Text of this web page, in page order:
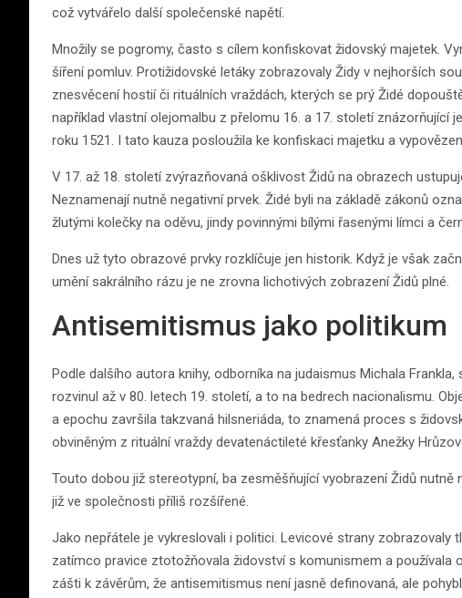
což vytvářelo další společenské napětí.
Množily se pogromy, často s cílem konfiskovat židovský majetek.
šíření pomluv. Protižidovské letáky zobrazovaly Židy v nejhorších
znesvěcení hostií či rituálních vraždách, kterých se prý Židé
například vlastní olejomalbu z přelomu 16. a 17. století znázorňující
roku 1521. I tato kauza posloužila ke konfiskaci majetku a
V 17. až 18. století zvýrazňovaná ošklivost Židů na obrazech
Neznamenají nutně negativní prvek. Židé byli na základě zákonů
žlutými kolečky na oděvu, jindy povinnými bílými řasenými límci a
Dnes už tyto obrazové prvky rozklíčuje jen historik. Když je však
umění sakrálního rázu je ne zrovna lichotivých zobrazení Židů plné.
Antisemitismus jako politikum
Podle dalšího autora knihy, odborníka na judaismus Michala
rozvinul až v 80. letech 19. století, a to na bedrech nacionalismu.
a epochu završila takzvaná hilsneriáda, to znamená proces s
obviněným z rituální vraždy devatenáctileté křesťanky Anežky
Touto dobou již stereotypní, ba zesměšňující vyobrazení Židů
již ve společnosti příliš rozšířené.
Jako nepřátele je vykreslovali i politici. Levicové strany
zatímco pravice ztotožňovala židovství s komunismem a používala
zášti k závěrům, že antisemitismus není jasně definovaná, ale